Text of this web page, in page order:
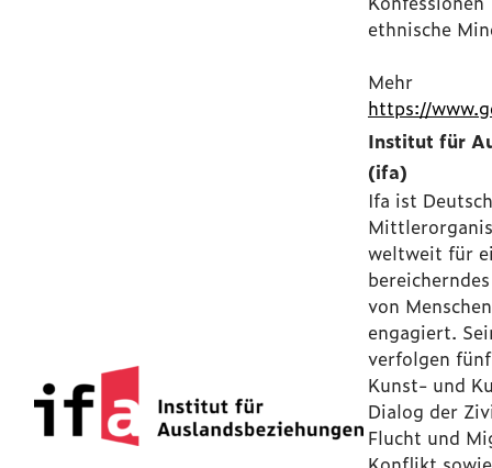
ethnische
Mehr
https://
Institut für
(ifa)
Ifa ist
weltweit für
von
engagiert.
verfolgen
Kunst- und
Dialog der
Flucht und